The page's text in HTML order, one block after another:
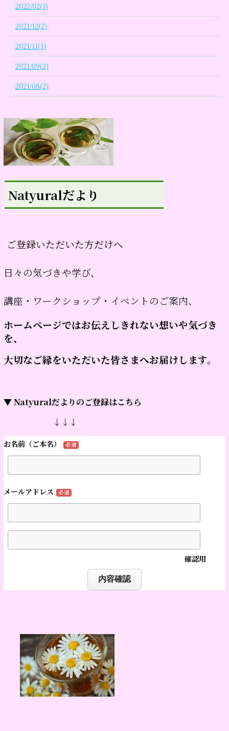
2022/02(1)
2021/12(2)
2021/11(1)
2021/09(2)
2021/08(2)
Natyuralだより
ご登録いただいた方だけへ
日々の気づきや学び、
講座・ワークショップ・イベントのご案内、
ホームページではお伝えしきれない想いや気づき
を、
大切なご縁をいただいた皆さまへお届けします。
▼ Natyuralだよりのご登録はこちら
↓↓↓
お名前（ご本名） 必須
メールアドレス 必須
確認用
内容確認